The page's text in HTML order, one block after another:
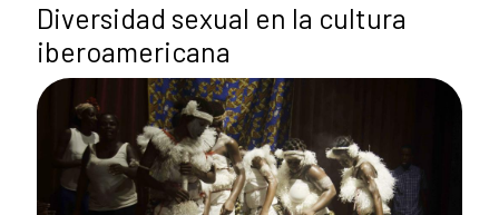
Diversidad sexual en la cultura
iberoamericana